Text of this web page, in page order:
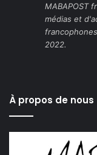
MABAPOST
médias et
2022.
À propos de nous